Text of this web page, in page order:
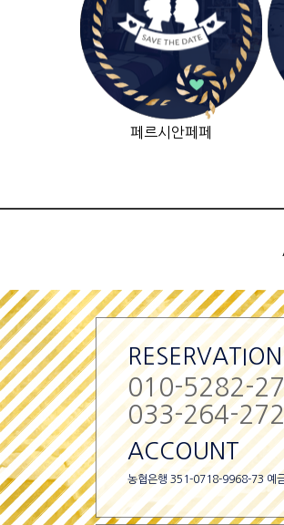
페르시안페페
010-5282-
033-264-
ACCOUNT
농협은행 351-0718-9968-73 예